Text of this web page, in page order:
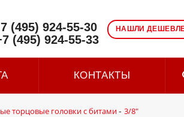
НАШЛИ
(495) 924-55-30
(495) 924-55-33
КОНТАКТЫ
торцовые головки с битами- 3/8"